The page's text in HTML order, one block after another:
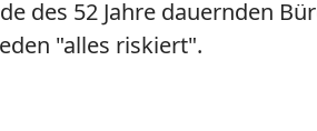
des 52 Jahre dauernden
"alles riskiert".